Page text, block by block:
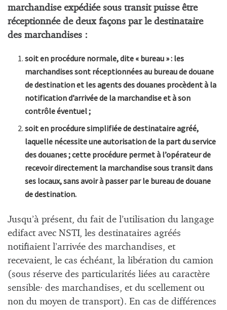
marchandise expédiée sous transit puisse être
réceptionnée de deux façons par le destinataire
des marchandises :
soit en procédure normale, dite « bureau » : les
marchandises sont réceptionnées au bureau de douane
de destination et les agents des douanes procèdent à la
notification d’arrivée de la marchandise et à son
contrôle éventuel ;
soit en procédure simplifiée de destinataire agréé,
laquelle nécessite une autorisation de la part du service
des douanes ; cette procédure permet à l’opérateur de
recevoir directement la marchandise sous transit dans
ses locaux, sans avoir à passer par le bureau de douane
de destination.
Jusqu’à présent, du fait de l’utilisation du langage
edifact avec NSTI, les destinataires agréés
notifiaient l’arrivée des marchandises, et
recevaient, le cas échéant, la libération du camion
(sous réserve des particularités liées au caractère
sensible· des marchandises, et du scellement ou
non du moyen de transport). En cas de différences